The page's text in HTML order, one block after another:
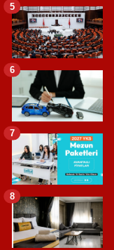
5
6
7
8